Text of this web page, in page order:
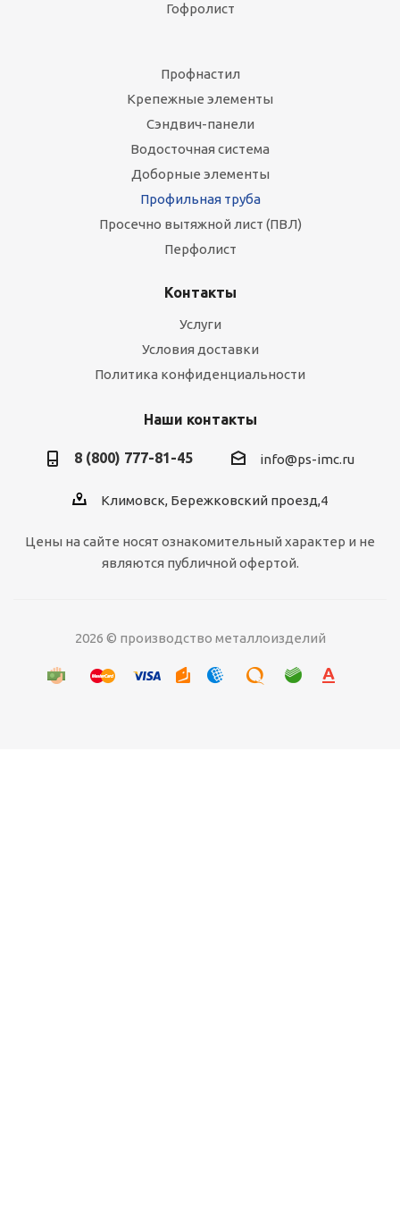
Гофролист
Профнастил
Крепежные элементы
Сэндвич-панели
Водосточная система
Доборные элементы
Профильная труба
Просечно вытяжной лист (ПВЛ)
Перфолист
Контакты
Услуги
Условия доставки
Политика конфиденциальности
Наши контакты
8 (800) 777-81-45 info@ps-imc.ru
Климовск, Бережковский проезд,4
Цены на сайте носят ознакомительный характер и не
являются публичной офертой.
2026 © производство металлоизделий